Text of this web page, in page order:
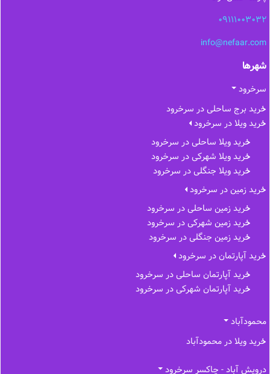
09111003032
info@nefaar.com
شهرها
سرخرود
خرید برج ساحلی در سرخرود
خرید ویلا در سرخرود
خرید ویلا ساحلی در سرخرود
خرید ویلا شهرکی در سرخرود
خرید ویلا جنگلی در سرخرود
خرید زمین در سرخرود
خرید زمین ساحلی در سرخرود
خرید زمین شهرکی در سرخرود
خرید زمین جنگلی در سرخرود
خرید آپارتمان در سرخرود
خرید آپارتمان ساحلی در سرخرود
خرید آپارتمان شهرکی در سرخرود
محمودآباد
خرید ویلا در محمودآباد
درویش آباد - چاکسر سرخرود